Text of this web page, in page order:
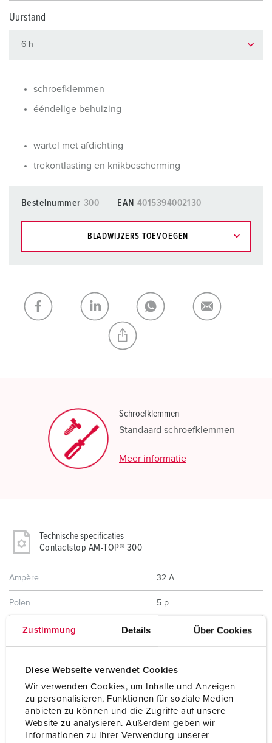
Zustimmung Details Über Cookies
Diese Webseite verwendet Cookies
Wir verwenden Cookies, um Inhalte und Anzeigen
zu personalisieren, Funktionen für soziale Medien
anbieten zu können und die Zugriffe auf unsere
Website zu analysieren. Außerdem geben wir
Informationen zu Ihrer Verwendung unserer
Uurstand
schroefklemmen
ééndelige behuizing
wartel met afdichting
trekontlasting en knikbescherming
Bestelnummer 300 EAN 4015394002130
BLADWIJZERS TOEVOEGEN
Mijn lijst TOEVOEGEN
NIEUW LIJST MAKEN
Schroefklemmen
Standaard schroefklemmen
Meer informatie
Technische specificaties
Contactstop AM-TOP® 300
Ampère 32 A
Polen 5 p
Voltage
Aansluittechniek schroefklemmen
Contacten standaard